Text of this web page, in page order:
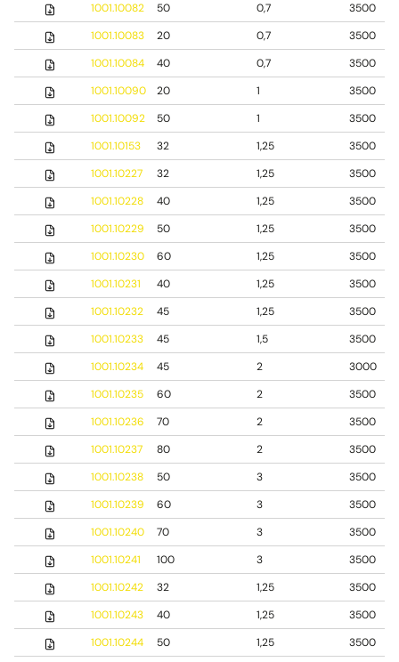
1001.10082
50 0,7
3500
1001.10083
20 0,7
3500
1001.10084
40 0,7
3500
1001.10090
20 1
3500
1001.10092
50 1
3500
1001.10153
32 1,25
3500
1001.10227
32 1,25
3500
1001.10228
40 1,25
3500
1001.10229
50 1,25
3500
1001.10230
60 1,25
3500
1001.10231
40 1,25
3500
1001.10232
45 1,25
3500
1001.10233
45 1,5
3500
1001.10234
45 2
3000
1001.10235
60 2
3500
1001.10236
70 2
3500
1001.10237
80 2
3500
1001.10238
50 3
3500
1001.10239
60 3
3500
1001.10240
70 3
3500
1001.10241
100 3
3500
1001.10242
32 1,25
3500
1001.10243
40 1,25
3500
1001.10244
50 1,25
3500